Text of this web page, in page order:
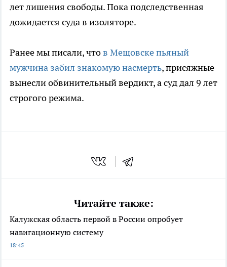
лет лишения свободы. Пока подследственная
дожидается суда в изоляторе.
Ранее мы писали, чтов Мещовске пьяный
мужчина забил знакомую насмерть, присяжные
вынесли обвинительный вердикт, а суд дал 9 лет
строгого режима.
Читайте также:
Калужская область первой в России опробует
навигационную систему
18:45